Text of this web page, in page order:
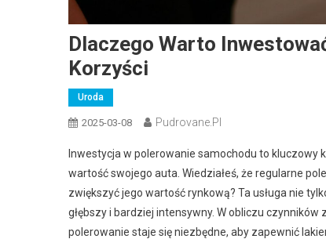
Dlaczego Warto
Korzyści
Uroda
2025-03-08 Pudrovane.pl
Inwestycja w polerowanie samochodu to kluczowy
wartość swojego auta. Wiedziałeś, że regularne
zwiększyć jego wartość rynkową? Ta usługa nie
głębszy i bardziej intensywny. W obliczu
polerowanie staje się niezbędne, aby zapewnić